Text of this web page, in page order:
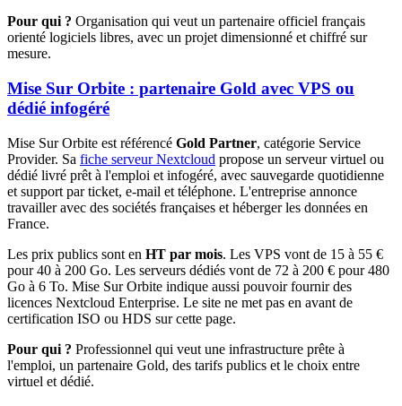
Pour qui ? Organisation qui veut un partenaire officiel français
orienté logiciels libres, avec un projet dimensionné et chiffré sur
mesure.
Mise Sur Orbite : partenaire Gold avec VPS ou
dédié infogéré
Mise Sur Orbite est référencé Gold Partner, catégorie Service
Provider. Sa fiche serveur Nextcloud propose un serveur virtuel ou
dédié livré prêt à l'emploi et infogéré, avec sauvegarde quotidienne
et support par ticket, e-mail et téléphone. L'entreprise annonce
travailler avec des sociétés françaises et héberger les données en
France.
Les prix publics sont en HT par mois. Les VPS vont de 15 à 55 €
pour 40 à 200 Go. Les serveurs dédiés vont de 72 à 200 € pour 480
Go à 6 To. Mise Sur Orbite indique aussi pouvoir fournir des
licences Nextcloud Enterprise. Le site ne met pas en avant de
certification ISO ou HDS sur cette page.
Pour qui ? Professionnel qui veut une infrastructure prête à
l'emploi, un partenaire Gold, des tarifs publics et le choix entre
virtuel et dédié.